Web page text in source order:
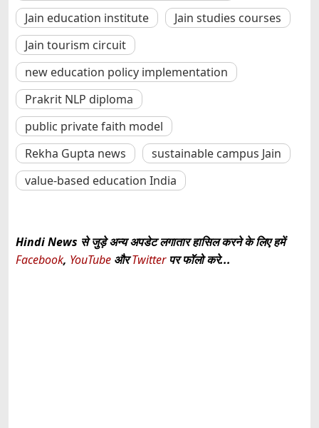
Jain education institute
Jain studies courses
Jain tourism circuit
new education policy implementation
Prakrit NLP diploma
public private faith model
Rekha Gupta news
sustainable campus Jain
value-based education India
Hindi News से जुड़े अन्य अपडेट लगातार हासिल करने के लिए हमें
Facebook, YouTube औरTwitterपर फॉलो करे...